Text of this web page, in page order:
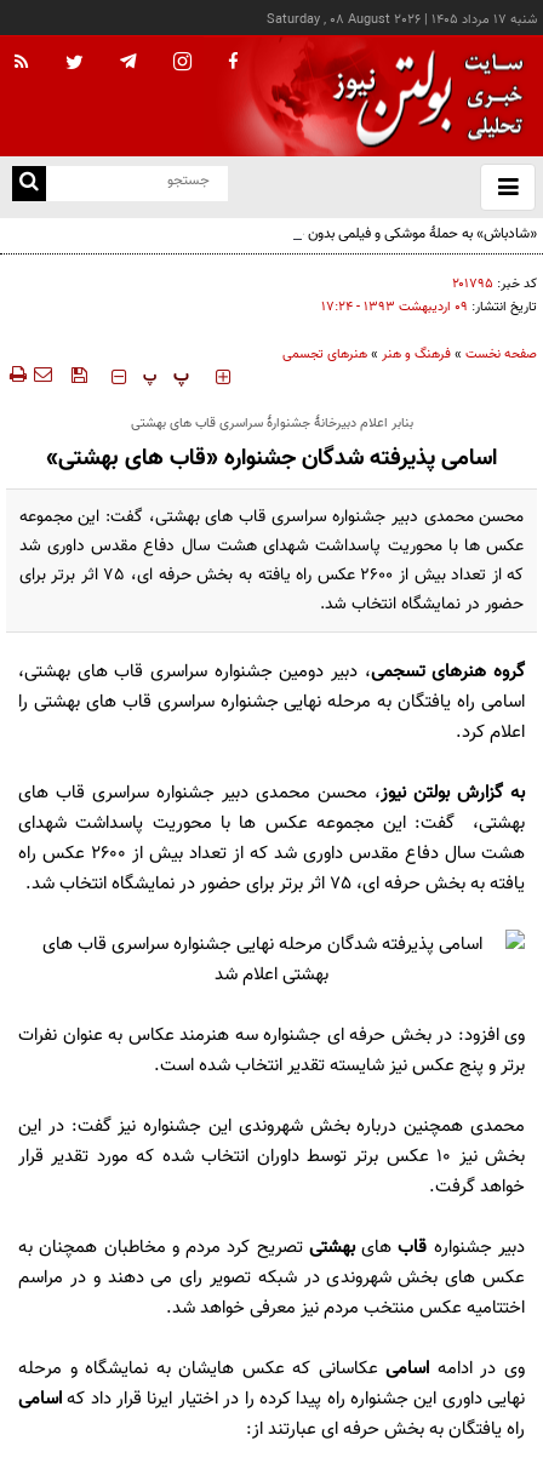
شنبه ۱۷ مرداد ۱۴۰۵ |
Saturday , 08 August 2026
باز
و
«شادباش» به حملۀ موشکی و فیلمی بدون حجاب؛ روایت تناقض‌های محسن قرایی
کد خبر: ۲۰۱۷۹۵
تاریخ انتشار: ۰۹ ارديبهشت ۱۳۹۳ - ۱۷:۲۴
صفحه نخست »فرهنگ و هنر »هنرهای تجسمی
‍‍‍ پ پ
بنابر اعلام دبیرخانۀ جشنوارۀ سراسری قاب های بهشتی
اسامی پذیرفته شدگان جشنواره «قاب های بهشتی»
محسن محمدی دبیر جشنواره سراسری قاب های بهشتی، گفت: این مجموعه
عکس ها با محوریت پاسداشت شهدای هشت سال دفاع مقدس داوری شد
که از تعداد بیش از 2600 عکس راه یافته به بخش حرفه ای، 75 اثر برتر برای
حضور در نمایشگاه انتخاب شد.
گروه هنرهای تسجمی، دبیر دومین جشنواره سراسری قاب های بهشتی،
اسامی راه یافتگان به مرحله نهایی جشنواره سراسری قاب های بهشتی را
اعلام کرد.
به گزارشبولتن نیوز، محسن محمدی دبیر جشنواره سراسری قاب های
بهشتی، گفت: این مجموعه عکس ها با محوریت پاسداشت شهدای
هشت سال دفاع مقدس داوری شد که از تعداد بیش از 2600 عکس راه
یافته به بخش حرفه ای، 75 اثر برتر برای حضور در نمایشگاه انتخاب شد.
وی افزود: در بخش حرفه ای جشنواره سه هنرمند عکاس به عنوان نفرات
برتر و پنج عکس نیز شایسته تقدیر انتخاب شده است.
محمدی همچنین درباره بخش شهروندی این جشنواره نیز گفت: در این
بخش نیز 10 عکس برتر توسط داوران انتخاب شده که مورد تقدیر قرار
خواهد گرفت.
دبیر جشنواره قابهایبهشتی تصریح کرد مردم و مخاطبان همچنان به
عکس های بخش شهروندی در شبکه تصویر رای می دهند و در مراسم
اختتامیه عکس منتخب مردم نیز معرفی خواهد شد.
وی در ادامه اسامیعکاسانی که عکس هایشان به نمایشگاه و مرحله
نهایی داوری این جشنواره راه پیدا کرده را در اختیار ایرنا قرار داد کهاسامی
راه یافتگان به بخش حرفه ای عبارتند از: